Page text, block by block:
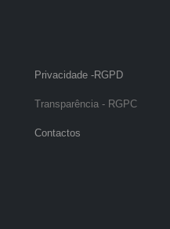
Privacidade -RGPD
Transparência - RGPC
Contactos